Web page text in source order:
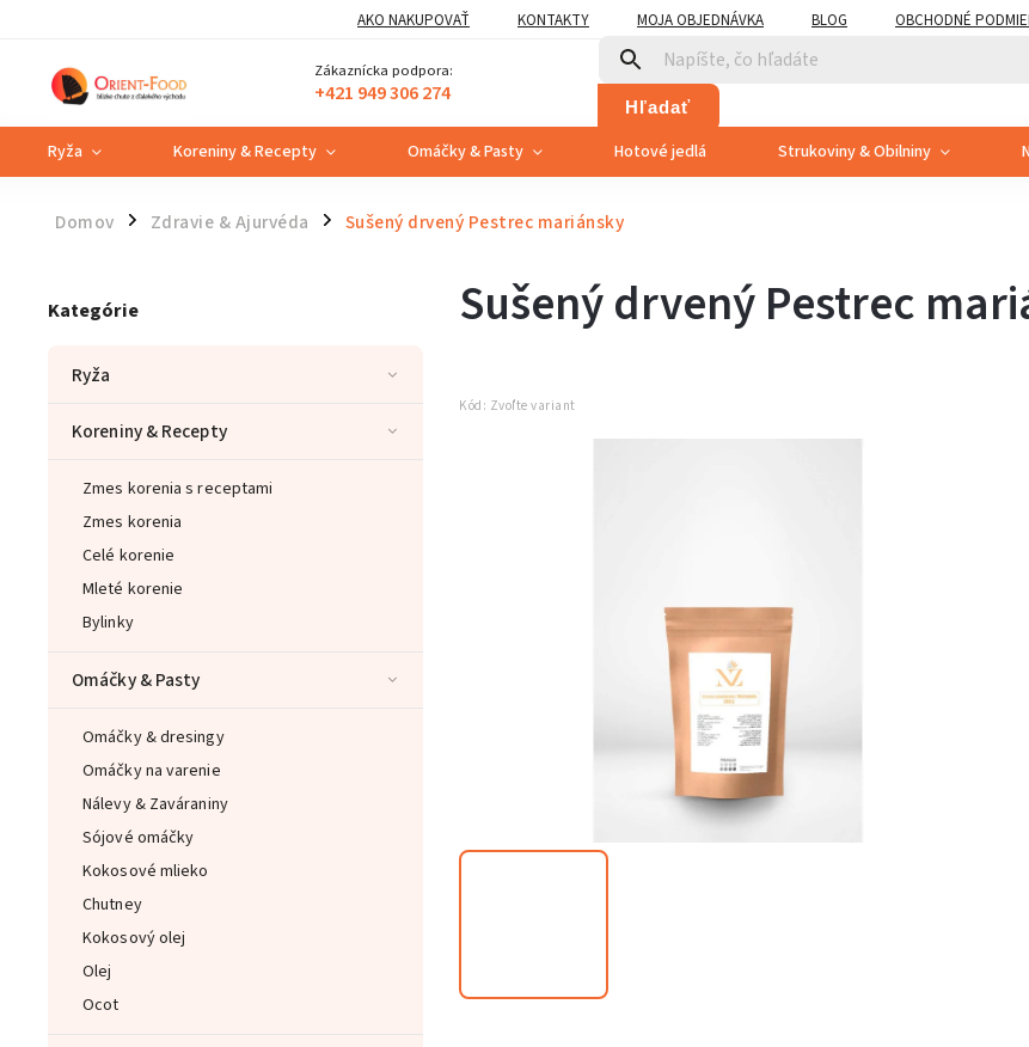
AKO NAKUPOVAŤ KONTAKTY MOJA OBJEDNÁVKA BLOG OBCHODNÉ
Zákaznícka podpora:
+421 949 306 274 Hľadať
Ryža Koreniny & Recepty Omáčky & Pasty Hotové jedlá Strukoviny & Obilniny
Domov / Zdravie & Ajurvéda / Sušený drvený Pestrec mariánsky
Kategórie
Ryža
Koreniny & Recepty
Zmes korenia s receptami
Zmes korenia
Celé korenie
Mleté korenie
Bylinky
Omáčky & Pasty
Omáčky & dresingy
Omáčky na varenie
Nálevy & Zaváraniny
Sójové omáčky
Kokosové mlieko
Chutney
Kokosový olej
Olej
Ocot
Sušený drvený Pestrec
Kód: Zvoľte variant